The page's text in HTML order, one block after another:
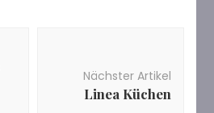
Nächster Artikel
Linea Küchen